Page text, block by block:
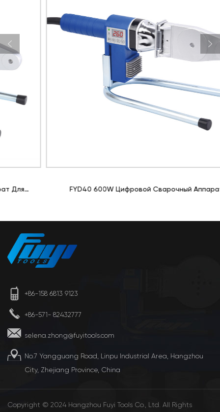
FYD40 600W Цифровой Сварочный Аппарат Для
+86-158 6813 9123
+86-571- 82432777
selena.zhong@fuyitools.com
No.7 Yangguang Road, Linpu Industrial Area, Hangzhou
City, Zhejiang Province, China
Copyright © 2024 Hangzhou Fuyi Tools Co., Ltd. All Rights